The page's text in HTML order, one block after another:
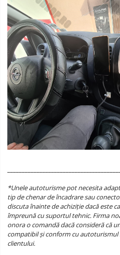
*Unele autoturisme pot necesita
tip de chenar de încadrare sau
discuta înainte de achiziție dacă este
împreună cu suportul tehnic. Firma
onora o comandă dacă consideră că
compatibil și conform cu autoturismul
clientului.